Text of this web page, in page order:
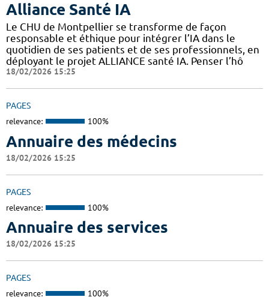
Alliance Santé IA
Le CHU de Montpellier se transforme de façon
responsable et éthique pour intégrer l’IA dans le
quotidien de ses patients et de ses professionnels, en
déployant le projet ALLIANCE santé IA. Penser l’hô
18/02/2026 15:25
PAGES
relevance: 100%
Annuaire des médecins
18/02/2026 15:25
PAGES
relevance: 100%
Annuaire des services
18/02/2026 15:25
PAGES
relevance: 100%